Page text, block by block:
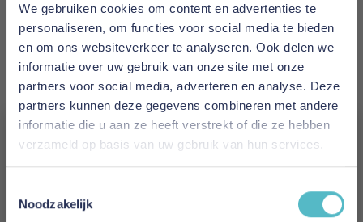
We gebruiken cookies om content en advertenties te
personaliseren, om functies voor social media te bieden
en om ons websiteverkeer te analyseren. Ook delen we
informatie over uw gebruik van onze site met onze
partners voor social media, adverteren en analyse. Deze
partners kunnen deze gegevens combineren met andere
informatie die u aan ze heeft verstrekt of die ze hebben
verzameld op basis van uw gebruik van hun services.
Noodzakelijk
drukknoopsysteemkan dit dekbed eenvoudig
gecombineerd worden met de Light of Warm
variant wanneer uw warmtebehoefte verandert.
Warmteklasse: medium – ideaal voor lente,
herfst en gematigde slaapkamers
Wasbaar:tot 60 °C (tijk)
Meer informatie
Merk